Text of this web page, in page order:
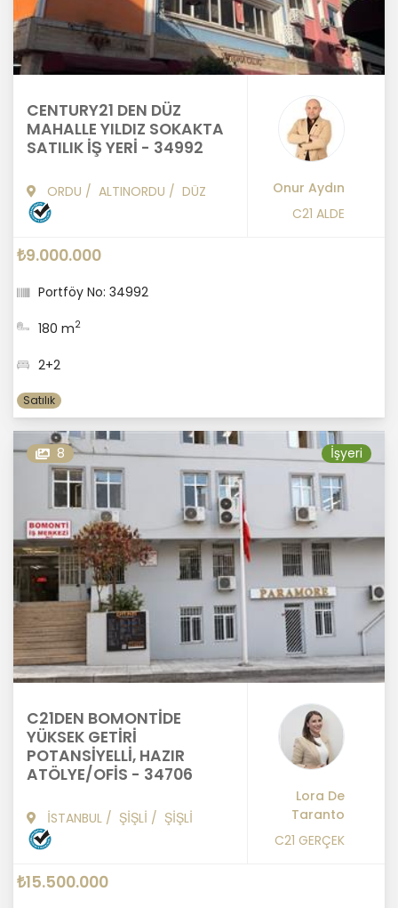
CENTURY21 DEN DÜZ
MAHALLE YILDIZ SOKAKTA
SATILIK İŞ YERİ - 34992
ORDU / ALTINORDU / DÜZ
Onur Aydın
C21 ALDE
₺9.000.000
Portföy No: 34992
180 m2
2+2
Satılık
8 İşyeri
C21DEN BOMONTİDE
YÜKSEK GETİRİ
POTANSİYELLİ, HAZIR
ATÖLYE/OFİS - 34706
İSTANBUL / ŞİŞLİ / ŞİŞLİ
Lora De
Taranto
C21 GERÇEK
₺15.500.000